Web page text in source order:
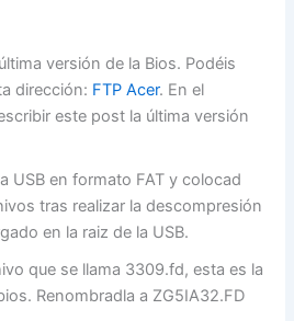
versión de la Bios. Podéis
dirección: FTP Acer. En el
este post la última versión
USB en formato FAT y colocad
tras realizar la descompresión
en la raiz de la USB.
que se llama 3309.fd, esta es la
Renombradla a ZG5IA32.FD